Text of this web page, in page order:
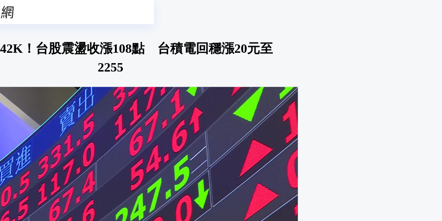
！台股震盪收漲108點 台積電回穩漲20元至
2255